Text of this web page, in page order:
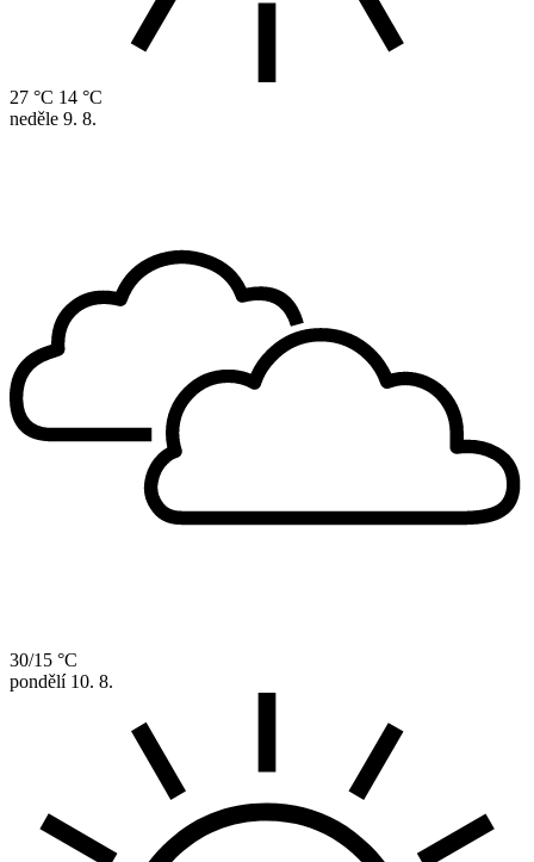
27 °C 14 °C
neděle 9. 8.
30/15 °C
pondělí 10. 8.